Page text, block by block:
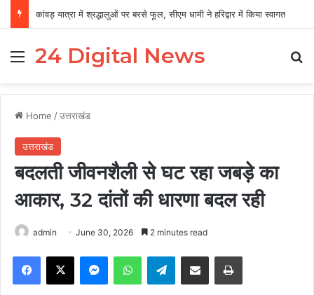
कांवड़ यात्रा में श्रद्धालुओं पर बरसे फूल, सीएम धामी ने हरिद्वार में किया स्वागत
Menu
24 Digital News
Home /उत्तराखंड
उत्तराखंड
बदलती जीवनशैली से घट रहा जबड़े का
आकार, 32 दांतों की धारणा बदल रही
admin June 30, 2026 2 minutes read
Facebook
X MessengerWhatsAppTelegramShare via Email Print